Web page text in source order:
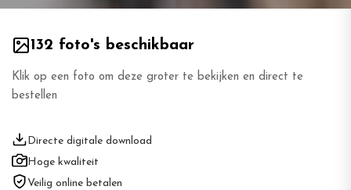
132 foto's beschikbaar
Klik op een foto om deze groter te bekijken en direct te
bestellen
Directe digitale download
Hoge kwaliteit
Veilig online betalen